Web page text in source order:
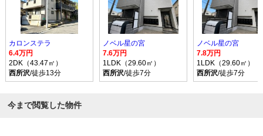
カロンステラ
6.4万円
2DK（43.47㎡）
西所沢/徒歩13分
ノベル星の宮
7.6万円
1LDK（29.60㎡）
西所沢/徒歩7分
ノベル星の宮
7.8万円
1LDK（29.60㎡）
西所沢/徒歩7分
今まで閲覧した物件